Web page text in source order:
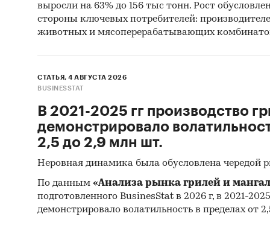
Россия
выросли на 63% до 156 тыс тонн. Рост
стороны ключевых потребителей:
животных и мясоперерабатывающих
СТАТЬЯ, 4 АВГУСТА 2026
BUSINESSTAT
В 2021-2025 гг производство
демонстрировало
2,5 до 2,9 млн шт.
Неровная динамика была обусловлена чередой
По данным «Анализа рынка грилей и
подготовленного BusinesStat в 2026 г, в 2021-
демонстрировало волатильность в пределах от